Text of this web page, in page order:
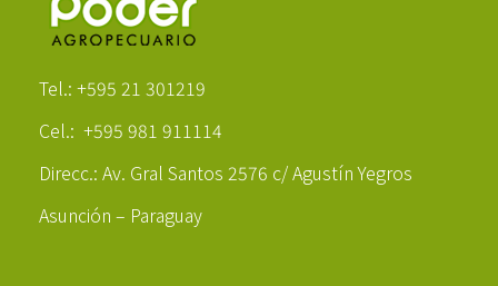
Tel.: +595 21 301219
Cel.: +595 981 911114
Direcc.: Av. Gral Santos 2576 c/ Agustín Yegros
Asunción – Paraguay